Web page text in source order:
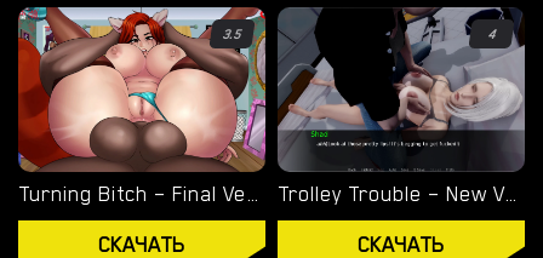
ВИЗУАЛЬНЫЕ НОВЕЛЛЫ
3.5
Turning Bitch – Final Version (Full Game) [NowaJoestar]
СКАЧАТЬ
4
Trolley Trouble – New Version 0.19.0 [NTRaction]
СКАЧАТЬ